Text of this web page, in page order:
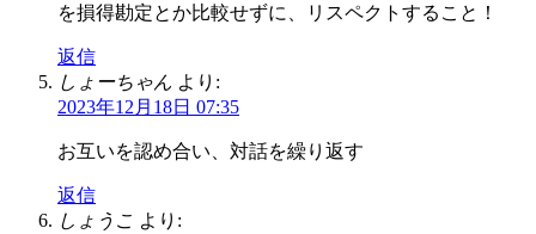
を損得勘定とか比較せずに、リスペクトすること！
返信
しょーちゃん より:
2023年12月18日 07:35
お互いを認め合い、対話を繰り返す
返信
しょうこ より: